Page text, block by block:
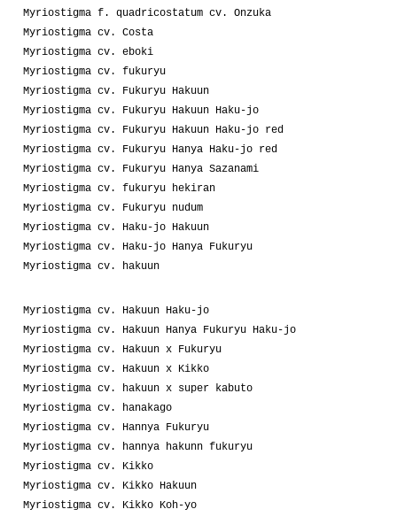
Myriostigma f. quadricostatum cv. Onzuka
Myriostigma cv. Costa
Myriostigma cv. eboki
Myriostigma cv. fukuryu
Myriostigma cv. Fukuryu Hakuun
Myriostigma cv. Fukuryu Hakuun Haku-jo
Myriostigma cv. Fukuryu Hakuun Haku-jo red
Myriostigma cv. Fukuryu Hanya Haku-jo red
Myriostigma cv. Fukuryu Hanya Sazanami
Myriostigma cv. fukuryu hekiran
Myriostigma cv. Fukuryu nudum
Myriostigma cv. Haku-jo Hakuun
Myriostigma cv. Haku-jo Hanya Fukuryu
Myriostigma cv. hakuun
Myriostigma cv. Hakuun Haku-jo
Myriostigma cv. Hakuun Hanya Fukuryu Haku-jo
Myriostigma cv. Hakuun x Fukuryu
Myriostigma cv. Hakuun x Kikko
Myriostigma cv. hakuun x super kabuto
Myriostigma cv. hanakago
Myriostigma cv. Hannya Fukuryu
Myriostigma cv. hannya hakunn fukuryu
Myriostigma cv. Kikko
Myriostigma cv. Kikko Hakuun
Myriostigma cv. Kikko Koh-yo